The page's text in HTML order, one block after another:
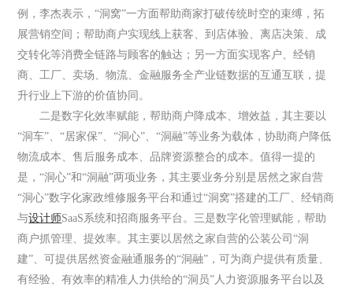
例，李杰表示，“洞窝”一方面帮助商家打破传统时空的束缚，拓
展营销空间；帮助商户实现线上获客、到店体验、离店决策、成
交转化等消费全链路与顾客的触达；另一方面实现客户、经销
商、工厂、卖场、物流、金融服务全产业链数据的互通互联，提
升行业上下游的价值协同。
二是数字化效率赋能，帮助商户降成本、增效益，其主要以
“洞车”、“居家保”、“洞心”、“洞融”等业务为载体，协助商户降低
物流成本、售后服务成本、品牌资源整合的成本。值得一提的
是，“洞心”和“洞融”两项业务，其主要业务分别是居然之家自营
“洞心”数字化家政维修服务平台和通过“洞窝”搭建的工厂、经销商
与设计师SaaS系统和招商服务平台。三是数字化管理赋能，帮助
商户抓管理、提效率。其主要以居然之家自营的公装公司“洞
建”、可提供居然资金融通服务的“洞融”，可为商户提供有质量、
有经验、有效率的精准人力供给的“洞员”人力资源服务平台以及